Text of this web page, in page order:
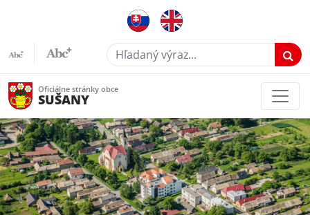
Hľadaný výraz...
Oficiálne stránky obce
SUŠANY